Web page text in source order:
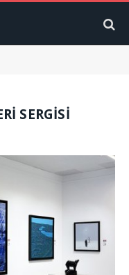
SERGISI